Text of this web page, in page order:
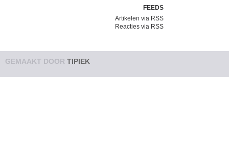
FEEDS
Artikelen via RSS
Reacties via RSS
GEMAAKT DOOR TIPIEK